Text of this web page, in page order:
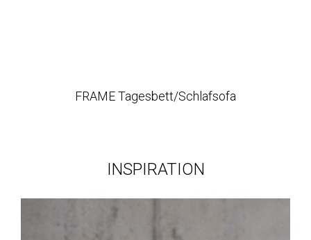
FRAME Tagesbett/Schlafsofa
INSPIRATION